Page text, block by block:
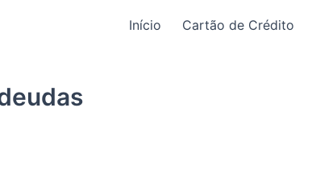
Início Cartão de Crédito